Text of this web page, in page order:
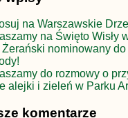
na Warszawskie
na Święto Wisły
Żerański nominowany
do rozmowy o
alejki i zieleń w Parku
komentarze